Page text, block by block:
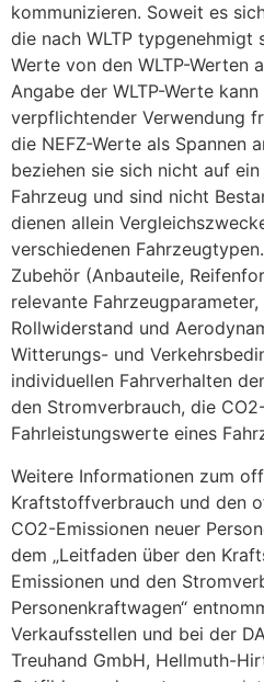
kommunizieren. Soweit es
die nach WLTP typgenehmigt
Werte von den WLTP-Werten
Angabe der WLTP-Werte
verpflichtender Verwendung
die NEFZ-Werte als Spannen
beziehen sie sich nicht auf
Fahrzeug und sind nicht
dienen allein
verschiedenen
Zubehör (Anbauteile,
relevante
Rollwiderstand und
Witterungs- und
individuellen Fahrverhalten
den Stromverbrauch, die
Fahrleistungswerte eines
Weitere Informationen zum
Kraftstoffverbrauch und den
CO2-Emissionen neuer
dem „Leitfaden über den
Emissionen und den
Personenkraftwagen“
Verkaufsstellen und bei der
Treuhand GmbH, Hellmuth-